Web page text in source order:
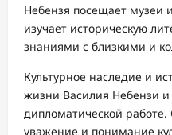
Небензя посещает музеи
изучает историческую
знаниями с близкими и
Культурное наследие и
жизни Василия Небензи и
дипломатической работе.
уважение и понимание